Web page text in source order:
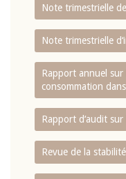
Note trimestrielle
Note trimestrielle
Rapport annuel sur
consommation
Rapport d‘audit
Revue de la